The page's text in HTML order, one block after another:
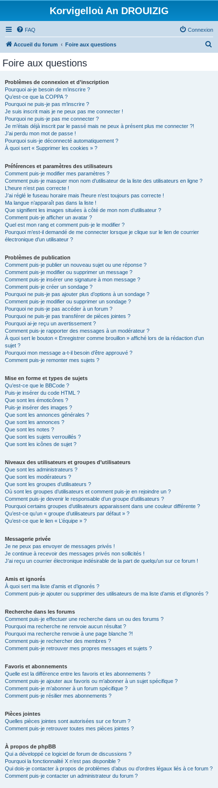
Korvigelloù An DROUIZIG
FAQ Connexion
Accueil du forum Foire aux questions
Foire aux questions
Problèmes de connexion et d’inscription
Pourquoi ai-je besoin de m’inscrire ?
Qu’est-ce que la COPPA ?
Pourquoi ne puis-je pas m’inscrire ?
Je suis inscrit mais je ne peux pas me connecter !
Pourquoi ne puis-je pas me connecter ?
Je m’étais déjà inscrit par le passé mais ne peux à présent plus me connecter ?!
J’ai perdu mon mot de passe !
Pourquoi suis-je déconnecté automatiquement ?
À quoi sert « Supprimer les cookies » ?
Préférences et paramètres des utilisateurs
Comment puis-je modifier mes paramètres ?
Comment puis-je masquer mon nom d’utilisateur de la liste des utilisateurs en ligne ?
L’heure n’est pas correcte !
J’ai réglé le fuseau horaire mais l’heure n’est toujours pas correcte !
Ma langue n’apparaît pas dans la liste !
Que signifient les images situées à côté de mon nom d’utilisateur ?
Comment puis-je afficher un avatar ?
Quel est mon rang et comment puis-je le modifier ?
Pourquoi m’est-il demandé de me connecter lorsque je clique sur le lien de courrier
électronique d’un utilisateur ?
Problèmes de publication
Comment puis-je publier un nouveau sujet ou une réponse ?
Comment puis-je modifier ou supprimer un message ?
Comment puis-je insérer une signature à mon message ?
Comment puis-je créer un sondage ?
Pourquoi ne puis-je pas ajouter plus d’options à un sondage ?
Comment puis-je modifier ou supprimer un sondage ?
Pourquoi ne puis-je pas accéder à un forum ?
Pourquoi ne puis-je pas transférer de pièces jointes ?
Pourquoi ai-je reçu un avertissement ?
Comment puis-je rapporter des messages à un modérateur ?
À quoi sert le bouton « Enregistrer comme brouillon » affiché lors de la rédaction d’un
sujet ?
Pourquoi mon message a-t-il besoin d’être approuvé ?
Comment puis-je remonter mes sujets ?
Mise en forme et types de sujets
Qu’est-ce que le BBCode ?
Puis-je insérer du code HTML ?
Que sont les émoticônes ?
Puis-je insérer des images ?
Que sont les annonces générales ?
Que sont les annonces ?
Que sont les notes ?
Que sont les sujets verrouillés ?
Que sont les icônes de sujet ?
Niveaux des utilisateurs et groupes d’utilisateurs
Que sont les administrateurs ?
Que sont les modérateurs ?
Que sont les groupes d’utilisateurs ?
Où sont les groupes d’utilisateurs et comment puis-je en rejoindre un ?
Comment puis-je devenir le responsable d’un groupe d’utilisateurs ?
Pourquoi certains groupes d’utilisateurs apparaissent dans une couleur différente ?
Qu’est-ce qu’un « groupe d’utilisateurs par défaut » ?
Qu’est-ce que le lien « L’équipe » ?
Messagerie privée
Je ne peux pas envoyer de messages privés !
Je continue à recevoir des messages privés non sollicités !
J’ai reçu un courrier électronique indésirable de la part de quelqu’un sur ce forum !
Amis et ignorés
À quoi sert ma liste d’amis et d’ignorés ?
Comment puis-je ajouter ou supprimer des utilisateurs de ma liste d’amis et d’ignorés ?
Recherche dans les forums
Comment puis-je effectuer une recherche dans un ou des forums ?
Pourquoi ma recherche ne renvoie aucun résultat ?
Pourquoi ma recherche renvoie à une page blanche ?!
Comment puis-je rechercher des membres ?
Comment puis-je retrouver mes propres messages et sujets ?
Favoris et abonnements
Quelle est la différence entre les favoris et les abonnements ?
Comment puis-je ajouter aux favoris ou m’abonner à un sujet spécifique ?
Comment puis-je m’abonner à un forum spécifique ?
Comment puis-je résilier mes abonnements ?
Pièces jointes
Quelles pièces jointes sont autorisées sur ce forum ?
Comment puis-je retrouver toutes mes pièces jointes ?
À propos de phpBB
Qui a développé ce logiciel de forum de discussions ?
Pourquoi la fonctionnalité X n’est pas disponible ?
Qui dois-je contacter à propos de problèmes d’abus ou d’ordres légaux liés à ce forum ?
Comment puis-je contacter un administrateur du forum ?